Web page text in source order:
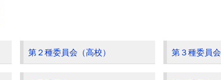
第２種委員会（高校） 第３種委員